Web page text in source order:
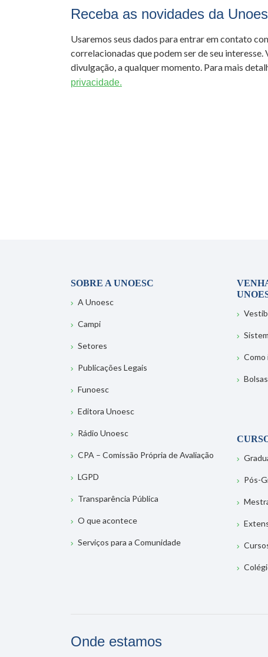
Receba as novidades da
Usaremos seus dados para entrar em contato
correlacionadas que podem ser de seu interesse.
divulgação, a qualquer momento. Para mais
privacidade.
SOBRE A UNOESC
A Unoesc
Campi
Setores
Publicações Legais
Funoesc
Editora Unoesc
Rádio Unoesc
CPA – Comissão Própria de Avaliação
LGPD
Transparência Pública
O que acontece
Serviços para a Comunidade
Como
Pós-
Onde estamos